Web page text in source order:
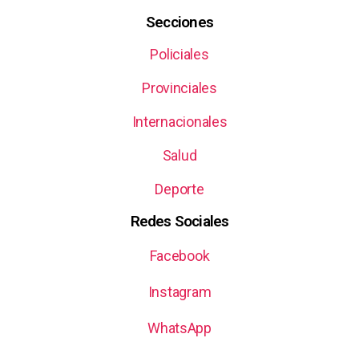
Secciones
Policiales
Provinciales
Internacionales
Salud
Deporte
Redes Sociales
Facebook
Instagram
WhatsApp